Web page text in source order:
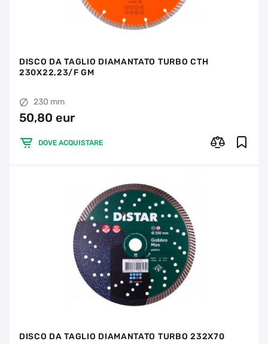
DISCO DA TAGLIO DIAMANTATO TURBO CTH
230X22,23/F GM
230 mm
50,80 eur
DOVE ACQUISTARE
DISCO DA TAGLIO DIAMANTATO TURBO 232X70